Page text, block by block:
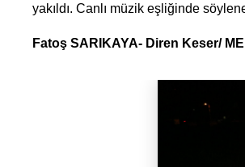
yakıldı. Canlı müzik eşliğinde
Fatoş SARIKAYA- Diren Keser/